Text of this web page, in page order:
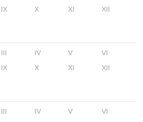
IX X XI XII
III IV V
VI
IX X XI XII
III IV V
VI